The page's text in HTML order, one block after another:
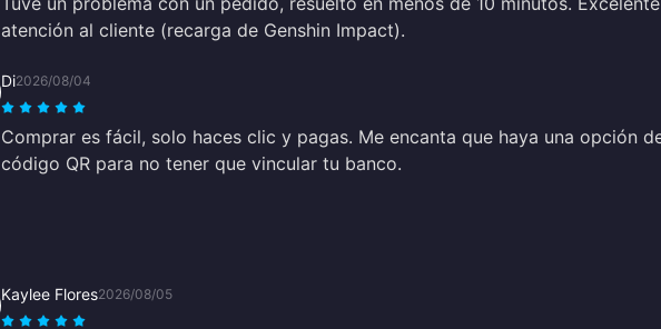
atención al cliente (recarga de Genshin Impact).
Di2026/08/04
Comprar es fácil, solo haces clic y pagas. Me encanta que haya una opción
código QR para no tener que vincular tu banco.
Kaylee Flores2026/08/05